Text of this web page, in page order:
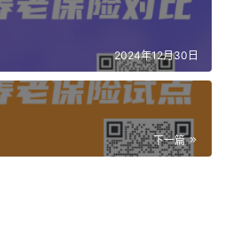
2024年12月30日
下一篇